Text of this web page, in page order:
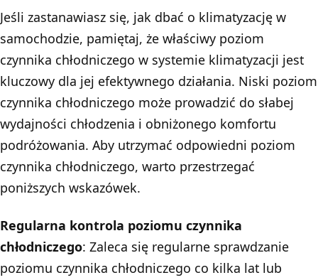
Jeśli zastanawiasz się, jak dbać o klimatyzację w
samochodzie, pamiętaj, że właściwy poziom
czynnika chłodniczego w systemie klimatyzacji jest
kluczowy dla jej efektywnego działania. Niski poziom
czynnika chłodniczego może prowadzić do słabej
wydajności chłodzenia i obniżonego komfortu
podróżowania. Aby utrzymać odpowiedni poziom
czynnika chłodniczego, warto przestrzegać
poniższych wskazówek.
Regularna kontrola poziomu czynnika
chłodniczego: Zaleca się regularne sprawdzanie
poziomu czynnika chłodniczego co kilka lat lub